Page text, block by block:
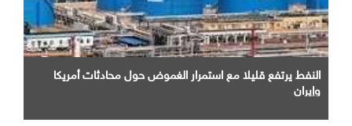
النفط يرتفع قليلا مع استمرار الغموض حول محادثات أمريكا
وإيران